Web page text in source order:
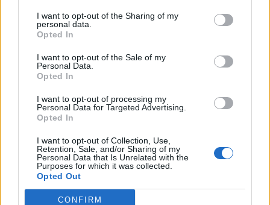
I want to opt-out of the Sharing of my
personal data.
Opted In
I want to opt-out of the Sale of my
Personal Data.
Opted In
I want to opt-out of processing my
Personal Data for Targeted Advertising.
Opted In
I want to opt-out of Collection, Use,
Retention, Sale, and/or Sharing of my
Personal Data that Is Unrelated with the
Purposes for which it was collected.
Opted Out
CONFIRM
συνωστισμό. Επιπλέον, συστήνεται στον
πληθυσμό η εφαρμογή προστατευτικών
υγιεινή, συχνό πλύσιμο των χεριών και καλό
αερισμό των χώρων.
✓ Κατά την εβδομάδα 04/2026, το
αστικά λύματα των ελεγχθεισών περιοχών
βρίσκεται σε υψηλά επίπεδα, παρουσιάζοντας
μείωση σε σχέση με την προηγούμενη
εβδομάδα.